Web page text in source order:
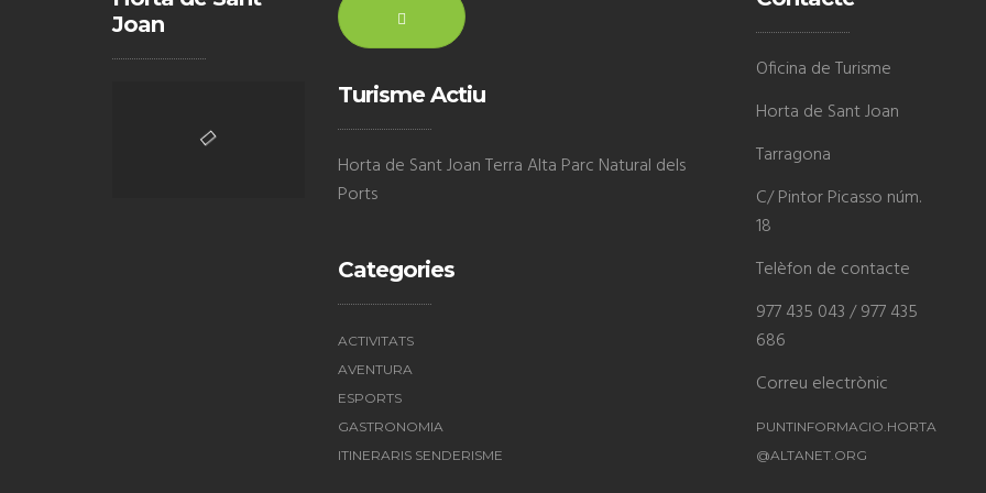
Joan
Turisme Actiu
Horta de Sant Joan Terra Alta Parc Natural dels
Ports
Categories
ACTIVITATS
AVENTURA
ESPORTS
GASTRONOMIA
ITINERARIS SENDERISME
Oficina de Turisme
Horta de Sant Joan
Tarragona
C/ Pintor Picasso núm.
18
Telèfon de contacte
977 435 043 / 977 435
686
Correu electrònic
PUNTINFORMACIO.HORTA
@ALTANET.ORG